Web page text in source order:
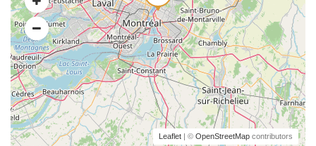
Leaflet | © OpenStreetMap contributors